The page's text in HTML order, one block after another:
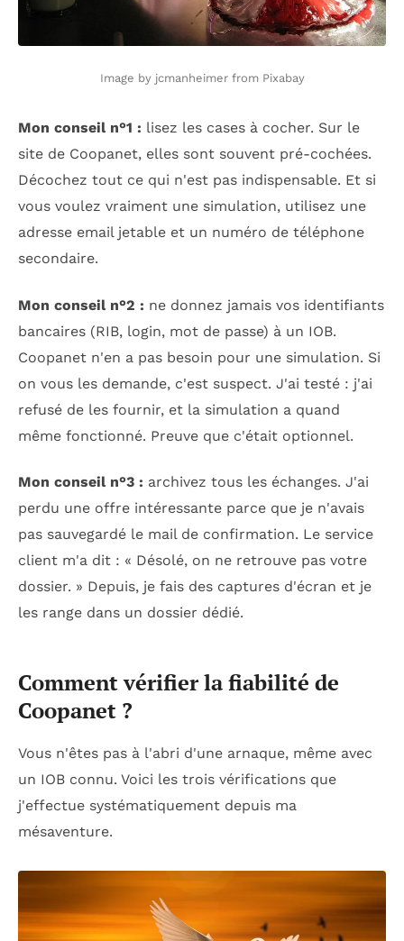
Image by jcmanheimer from Pixabay
Mon conseil n°1 : lisez les cases à cocher. Sur le
site de Coopanet, elles sont souvent pré-cochées.
Décochez tout ce qui n'est pas indispensable. Et si
vous voulez vraiment une simulation, utilisez une
adresse email jetable et un numéro de téléphone
secondaire.
Mon conseil n°2 : ne donnez jamais vos identifiants
bancaires (RIB, login, mot de passe) à un IOB.
Coopanet n'en a pas besoin pour une simulation. Si
on vous les demande, c'est suspect. J'ai testé : j'ai
refusé de les fournir, et la simulation a quand
même fonctionné. Preuve que c'était optionnel.
Mon conseil n°3 : archivez tous les échanges. J'ai
perdu une offre intéressante parce que je n'avais
pas sauvegardé le mail de confirmation. Le service
client m'a dit : « Désolé, on ne retrouve pas votre
dossier. » Depuis, je fais des captures d'écran et je
les range dans un dossier dédié.
Comment vérifier la fiabilité de
Coopanet ?
Vous n'êtes pas à l'abri d'une arnaque, même avec
un IOB connu. Voici les trois vérifications que
j'effectue systématiquement depuis ma
mésaventure.